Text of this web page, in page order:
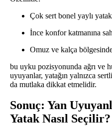
Çok sert bonel yaylı
İnce konfor katmanına
Omuz ve kalça
bu uyku pozisyonunda ağrı ve
uyuyanlar, yatağın yalnızca
da mutlaka dikkat etmelidir.
Sonuç: Yan
Yatak Nasıl Seçilir?